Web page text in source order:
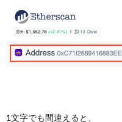
1文字でも間違えると、